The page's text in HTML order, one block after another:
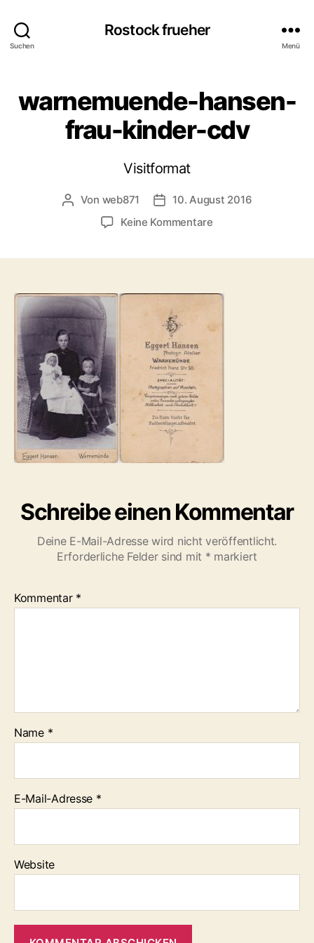
Suchen
Rostock frueher
Menü
warnemuende-hansen-
frau-kinder-cdv
Visitformat
Beitragsautor
Von web871 Veröffentlichungsdatum
10. August 2016
Keine Kommentarezu
cdv
Schreibe einen Kommentar
Deine E-Mail-Adresse wird nicht veröffentlicht.
Erforderliche Felder sind mit * markiert
Kommentar *
Name *
E-Mail-Adresse *
Website